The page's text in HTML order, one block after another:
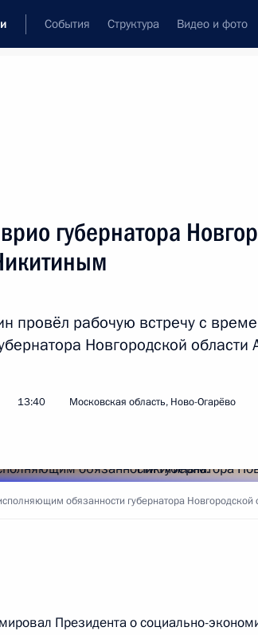
События Структура Видео и фото
губернатора
провёл рабочую встречу с
Новгородской
13:40 Московская область, Ново-Огарёво
обязанности губернатора
Президента о социально-